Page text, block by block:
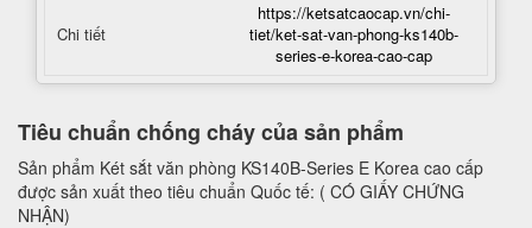
Chi tiết
https://ketsatcaocap.vn/chi-
tiet/ket-sat-van-phong-ks140b-
series-e-korea-cao-cap
Tiêu chuẩn chống cháy của sản phẩm
Sản phẩm Két sắt văn phòng KS140B-Series E Korea cao cấp
được sản xuất theo tiêu chuẩn Quốc tế: ( CÓ GIẤY CHỨNG
NHẬN)